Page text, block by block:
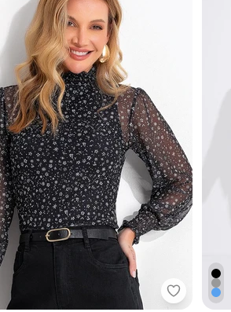
Azul Marinho em Tecido de
Quintess